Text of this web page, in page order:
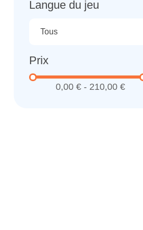
Langue du jeu
Prix
0,00 € - 210,00 €